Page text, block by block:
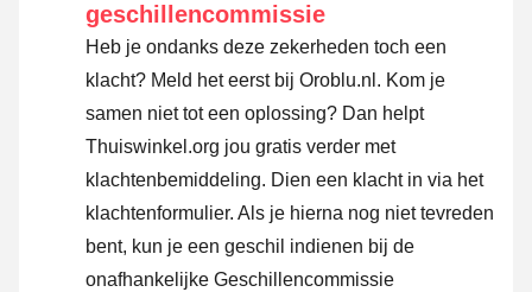
geschillencommissie
Heb je ondanks deze zekerheden toch een
klacht? Meld het eerst bij Oroblu.nl. Kom je
samen niet tot een oplossing? Dan helpt
Thuiswinkel.org jou gratis verder met
klachtenbemiddeling. Dien een klacht in via het
klachtenformulier. Als je hierna nog niet tevreden
bent, kun je een geschil indienen bij de
onafhankelijke Geschillencommissie